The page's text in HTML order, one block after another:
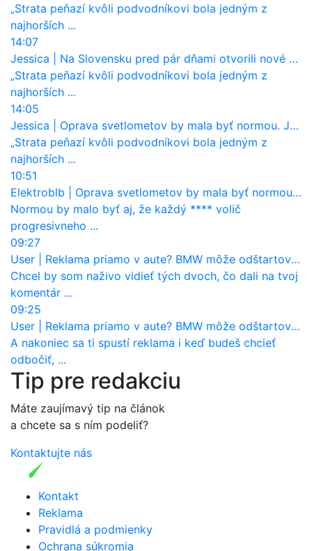
„Strata peňazí kvôli podvodníkovi bola jedným z
najhorších ...
14:07
Jessica
Na Slovensku pred pár dňami otvorili nové mosty, ktoré to sú?
„Strata peňazí kvôli podvodníkovi bola jedným z
najhorších ...
14:05
Jessica
Oprava svetlometov by mala byť normou. Jeden nový dnes stojí priemerne 1251 eur!
„Strata peňazí kvôli podvodníkovi bola jedným z
najhorších ...
10:51
Elektroblb
Oprava svetlometov by mala byť normou. Jeden nový dnes stojí priemerne 1251 eur!
Normou by malo byť aj, že každý **** volič
progresivneho ...
09:27
User
Reklama priamo v aute? BMW môže odštartovať nový trend
Chcel by som naživo vidieť tých dvoch, čo dali na tvoj
komentár ...
09:25
User
Reklama priamo v aute? BMW môže odštartovať nový trend
A nakoniec sa ti spustí reklama i keď budeš chcieť
odbočiť, ...
Tip pre redakciu
Máte zaujímavý tip na článok
a chcete sa s ním podeliť?
Kontaktujte nás
Kontakt
Reklama
Pravidlá a podmienky
Ochrana súkromia